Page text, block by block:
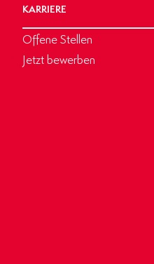
KARRIERE
Offene Stellen
Jetzt bewerben